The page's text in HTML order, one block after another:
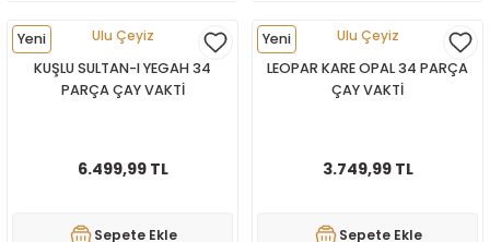
Tek Kişilik Uyku Seti
Tek Kişilik Yorgan
Yeni
Ulu Çeyiz
KUŞLU SULTAN-I YEGAH 34
PARÇA ÇAY VAKTİ
6.499,99 TL
Sepete Ekle
Yeni
Ulu Çeyiz
LEOPAR KARE OPAL 34 PARÇA
ÇAY VAKTİ
3.749,99 TL
Sepete Ekle